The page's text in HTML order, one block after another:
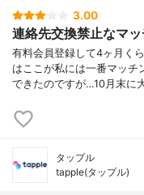
3.00
連絡先交換禁止なマ
有料会員登録して4ヶ月く
はここが私には一番マッチ
できたのですが…10月末に
タップル
tapple(タップル)